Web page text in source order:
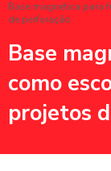
Base magnética para
de perfuração
Base
como
projetos